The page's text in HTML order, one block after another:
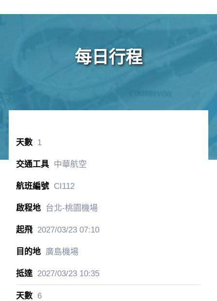
每日行程
1
中華航空
CI112
台北-桃園機場
2027/03/2307:10
廣島機場
2027/03/2310:35
6